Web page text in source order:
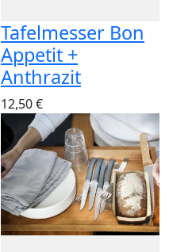
Tafelmesser Bon
Appetit +
Anthrazit
12,50 €